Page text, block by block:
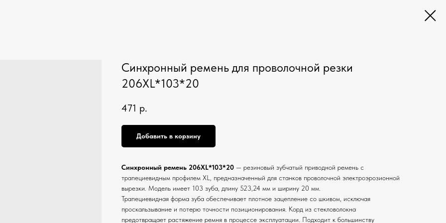
Синхронный ремень для проволочной резки
206XL*103*20
471 р.
Добавить в корзину
Синхронный ремень 206XL*103*20 — резиновый зубчатый приводной ремень с
трапециевидным профилем XL, предназначенный для станков проволочной электроэрозионной
вырезки. Модель имеет 103 зуба, длину 523,24 мм и ширину 20 мм.
Трапециевидная форма зуба обеспечивает плотное зацепление со шкивом, исключая
проскальзывание и потерю точности позиционирования. Корд из стекловолокна
предотвращает растяжение ремня в процессе эксплуатации. Подходит к большинству